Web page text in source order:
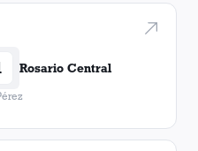
Rosario Central